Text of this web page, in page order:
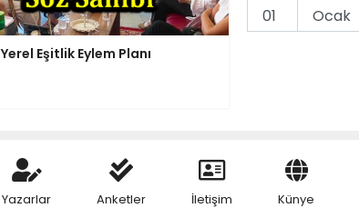
Yerel Eşitlik Eylem Planı
Yazarlar Anketler İletişim Künye